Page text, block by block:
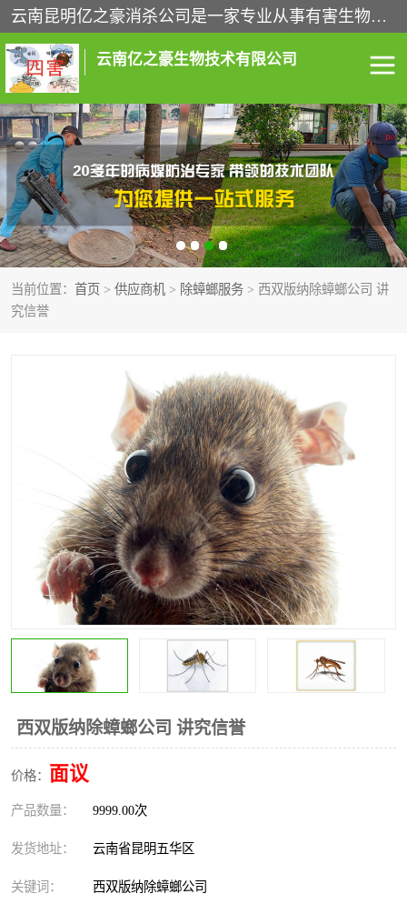
云南昆明亿之豪消杀公司是一家专业从事有害生物防治综合治理的公司，治理服务包括：灭鼠,杀虫,除虫,除蟑螂,白蚁防治,消杀等；安全环保,快速上门,价格透明,完善的售后服务,不影响您的生活工作。
云南亿之豪生物技术有限公司
当前位置： 首页 > 供应商机 > 除蟑螂服务 > 西双版纳除蟑螂公司 讲
究信誉
西双版纳除蟑螂公司 讲究信誉
价格： 面议
产品数量： 9999.00次
发货地址： 云南省昆明五华区
关键词： 西双版纳除蟑螂公司
灭鼠服务 杀虫服务
除虫服务 除蟑螂服务
白蚁防治服务 消杀服务
昆明灭老鼠 昆明灭蟑螂
昆明白蚁防治
昆明灭红火蚁公司 昆明驱蛇公司
昆明除虫除蚁